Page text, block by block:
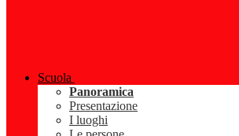
Scuola
Panoramica
Presentazione
I luoghi